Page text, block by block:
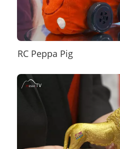
RC Peppa Pig